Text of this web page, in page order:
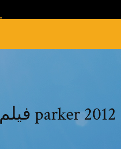
فيلم parker 2012